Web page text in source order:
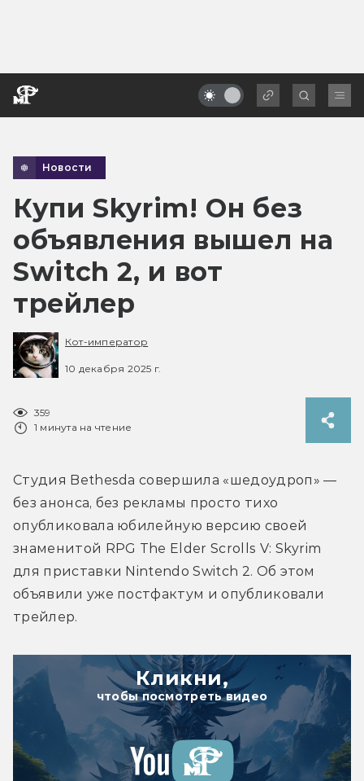
Новости
Купи Skyrim! Он без
объявления вышел на
Switch 2, и вот
трейлер
Кот-император
10 декабря 2025 г.
359
1 минута на чтение
Студия Bethesda совершила «шедоудроп» —
без анонса, без рекламы просто тихо
опубликовала юбилейную версию своей
знаменитой RPG The Elder Scrolls V: Skyrim
для приставки Nintendo Switch 2. Об этом
объявили уже постфактум и опубликовали
Кликни,
чтобы посмотреть видео